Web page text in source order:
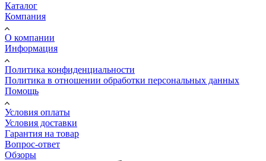
Каталог
Компания
О компании
Информация
Политика конфиденциальности
Политика в отношении обработки персональных данных
Помощь
Условия оплаты
Условия доставки
Гарантия на товар
Вопрос-ответ
Обзоры